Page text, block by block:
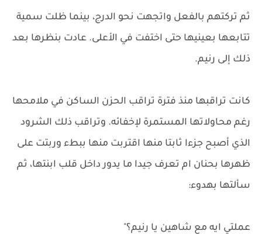
ثم تركتهم بالفعل واتجهت نحو الدرج، بينما ظلت سمية
تتابعها بعينيها حتى اختفت في الأعلى. عادت بنظرها بعد
ذلك إلى رنيم.
كانت تراقبها منذ فترة تراقب الحزن الساكن في ملامحها
رغم محاولاتها المستمرة لإخفائه. وتراقب ذلك الشرود
الذي أصبح جزءا ثابتا منها اقتربت منها ببطء وربتت على
ظهرها بحنان ام تعرف جيدا ما يدور داخل قلب ابنتها، ثم
سألتها بهدوء:
عملتي ايه مع شاهين يا رنيم؟"